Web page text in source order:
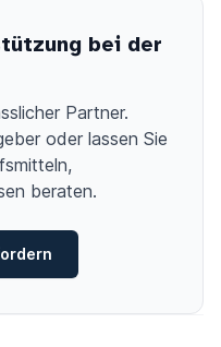
bei der
Partner.
oder lassen Sie
beraten.